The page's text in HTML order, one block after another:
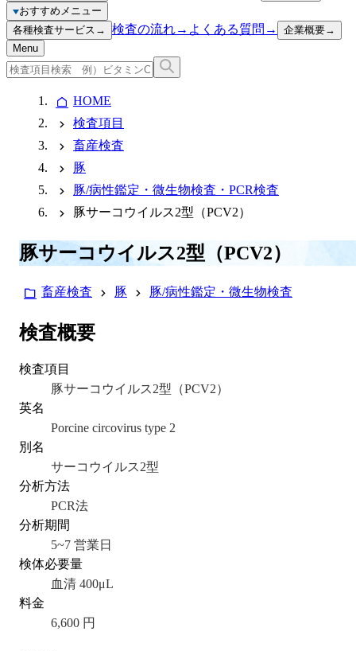
おすすめメニュー
各種検査サービス → 検査の流れ→ よくある質問 → 企業概要→
Menu
HOME
検査項目
畜産検査
豚
豚/病性鑑定・微生物検査・PCR検査
豚サーコウイルス2型（PCV2）
豚サーコウイルス2型（PCV2）
畜産検査 豚 豚/病性鑑定・微生物検査
検査概要
検査項目
豚サーコウイルス2型（PCV2）
英名
Porcine circovirus type 2
別名
サーコウイルス2型
分析方法
PCR法
分析期間
5~7 営業日
検体必要量
血清 400μL
料金
6,600 円